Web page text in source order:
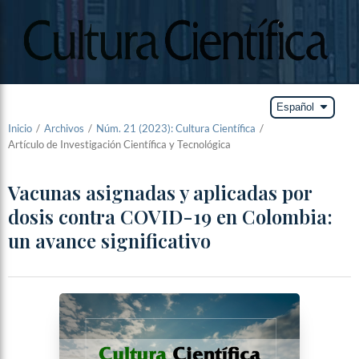
Español arrow_drop_down
Inicio / Archivos / Núm. 21 (2023): Cultura Científica /
Artículo de Investigación Científica y Tecnológica
Vacunas asignadas y aplicadas por
dosis contra COVID-19 en Colombia:
un avance significativo